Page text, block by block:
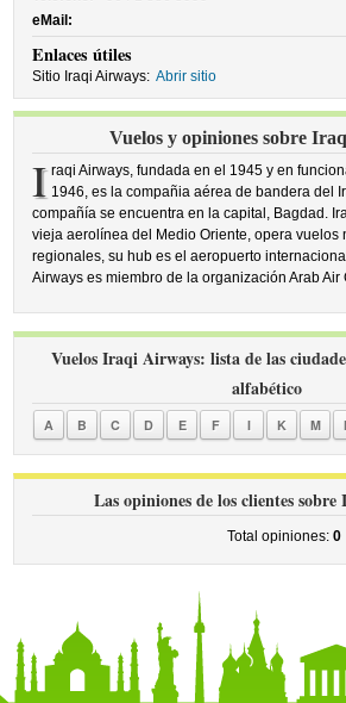
eMail:
Enlaces útiles
Sitio Iraqi Airways: Abrir sitio
Vuelos y opiniones sobre
I raqi Airways, fundada en el 1945 y en
1946, es la compañia aérea de bandera del
compañía se encuentra en la capital, Bagdad.
vieja aerolínea del Medio Oriente, opera vuelos
regionales, su hub es el aeropuerto
Airways es miembro de la organización Arab Air
Vuelos Iraqi Airways: lista de las
alfabético
A B C D E F I K M
Las opiniones de los clientes
Total opiniones: 0